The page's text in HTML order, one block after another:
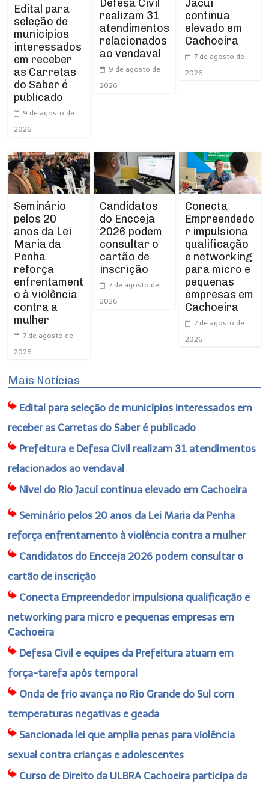
Edital para
seleção de
municípios
interessados
em receber
as Carretas
do Saber é
publicado
9 de agosto de
2026
Defesa Civil
realizam 31
atendimentos
relacionados
ao vendaval
9 de agosto de
2026
Jacuí
continua
elevado em
Cachoeira
7 de agosto de
2026
Seminário
pelos 20
anos da Lei
Maria da
Penha
reforça
enfrentament
o à violência
contra a
mulher
7 de agosto de
2026
Candidatos
do Encceja
2026 podem
consultar o
cartão de
inscrição
7 de agosto de
2026
Conecta
Empreendedo
r impulsiona
qualificação
e networking
para micro e
pequenas
empresas em
Cachoeira
7 de agosto de
2026
Mais Notícias
Edital para seleção de municípios interessados em
receber as Carretas do Saber é publicado
Prefeitura e Defesa Civil realizam 31 atendimentos
relacionados ao vendaval
Nível do Rio Jacuí continua elevado em Cachoeira
Seminário pelos 20 anos da Lei Maria da Penha
reforça enfrentamento à violência contra a mulher
Candidatos do Encceja 2026 podem consultar o
cartão de inscrição
Conecta Empreendedor impulsiona qualificação e
networking para micro e pequenas empresas em
Cachoeira
Defesa Civil e equipes da Prefeitura atuam em
força-tarefa após temporal
Onda de frio avança no Rio Grande do Sul com
temperaturas negativas e geada
Sancionada lei que amplia penas para violência
sexual contra crianças e adolescentes
Curso de Direito da ULBRA Cachoeira participa da